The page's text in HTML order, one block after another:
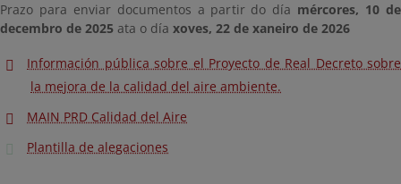
Prazo para enviar documentos a partir do día mércores, 10 de
decembro de 2025 ata o día xoves, 22 de xaneiro de 2026
Información pública sobre el Proyecto de Real Decreto sobre
la mejora de la calidad del aire ambiente.
MAIN PRD Calidad del Aire
Plantilla de alegaciones